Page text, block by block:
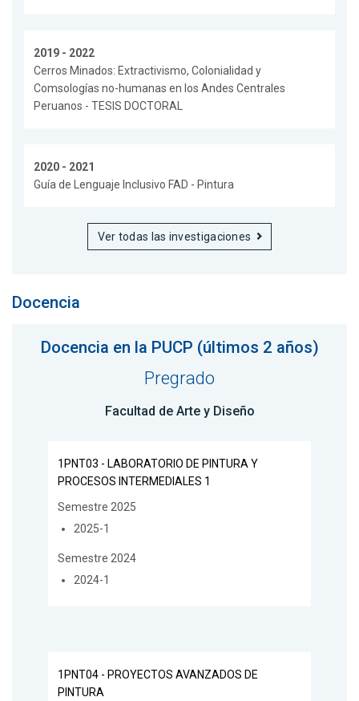
2019 - 2022
Cerros Minados: Extractivismo, Colonialidad y
Comsologías no-humanas en los Andes Centrales
Peruanos - TESIS DOCTORAL
2020 - 2021
Guía de Lenguaje Inclusivo FAD - Pintura
Ver todas las investigaciones
Docencia
Docencia en la PUCP (últimos 2 años)
Pregrado
Facultad de Arte y Diseño
1PNT03 - LABORATORIO DE PINTURA Y
PROCESOS INTERMEDIALES 1
Semestre 2025
2025-1
Semestre 2024
2024-1
1PNT04 - PROYECTOS AVANZADOS DE
PINTURA